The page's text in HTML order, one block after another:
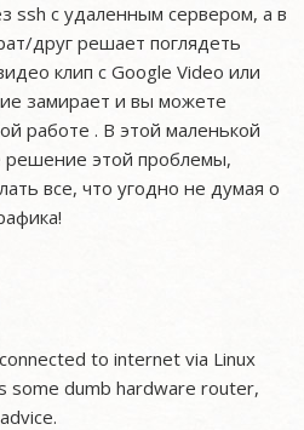
ssh с удаленным сервером, а в
друг решает поглядеть
клип с Google Video или
замирает и вы можете
работе . В этой маленькой
решение этой проблемы,
все, что угодно не думая о
to internet via Linux
some dumb hardware router,